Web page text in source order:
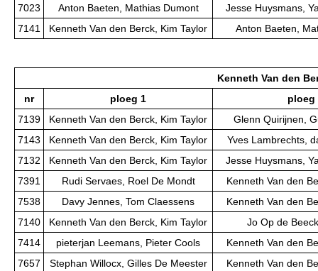
7023 Anton Baeten, Mathias Dumont
Jesse Huysmans,
7141
Kenneth Van den Berck, Kim Taylor Anton Baeten,
Kenneth Van den
nr
ploeg 1
ploeg
7139
Kenneth Van den Berck, Kim Taylor
Glenn Quirijnen,
7143
Kenneth Van den Berck, Kim Taylor
Yves Lambrechts,
7132
Kenneth Van den Berck, Kim Taylor
Jesse Huysmans,
7391
Rudi Servaes, Roel De Mondt
Kenneth Van den
7538
Davy Jennes, Tom Claessens
Kenneth Van den
7140
Kenneth Van den Berck, Kim Taylor
Jo Op de
7414
pieterjan Leemans, Pieter Cools
Kenneth Van den
7657
Stephan Willocx, Gilles De Meester
Kenneth Van den